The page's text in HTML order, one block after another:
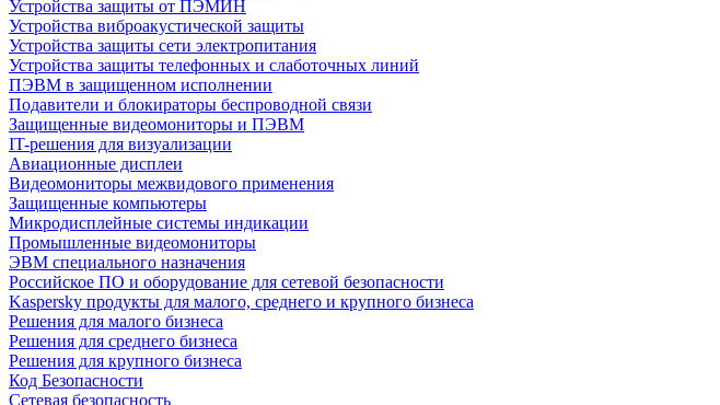
Устройства защиты от ПЭМИН
Устройства виброакустической защиты
Устройства защиты сети электропитания
Устройства защиты телефонных и слаботочных линий
ПЭВМ в защищенном исполнении
Подавители и блокираторы беспроводной связи
Защищенные видеомониторы и ПЭВМ
IT-решения для визуализации
Авиационные дисплеи
Видеомониторы межвидового применения
Защищенные компьютеры
Микродисплейные системы индикации
Промышленные видеомониторы
ЭВМ специального назначения
Российское ПО и оборудование для сетевой безопасности
Kaspersky продукты для малого, среднего и крупного бизнеса
Решения для малого бизнеса
Решения для среднего бизнеса
Решения для крупного бизнеса
Код Безопасности
Сетевая безопасность